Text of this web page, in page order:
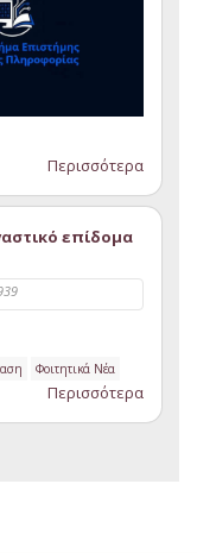
Περισσότερα
επίδομα
Φοιτητικά Νέα
Περισσότερα